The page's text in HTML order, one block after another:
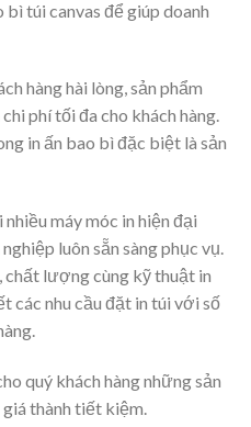
túi canvas để giúp doanh
hàng hài lòng, sản phẩm
phí tối đa cho khách hàng.
in ấn bao bì đặc biệt là sản
máy móc in hiện đại
luôn sẵn sàng phục vụ.
chất lượng cùng kỹ thuật in
các nhu cầu đặt in túi với số
quý khách hàng những sản
thành tiết kiệm.